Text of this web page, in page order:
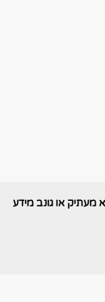
מעתיק או גונב מידע